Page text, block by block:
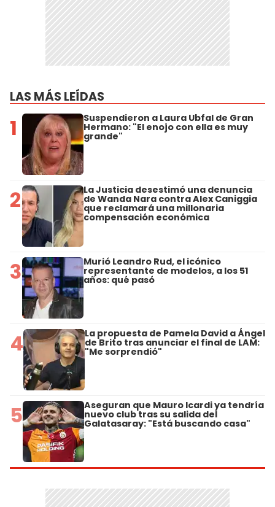
LAS MÁS LEÍDAS
1 Suspendieron a Laura Ubfal de Gran
Hermano: "El enojo con ella es muy
grande"
2 La Justicia desestimó una denuncia
de Wanda Nara contra Alex Caniggia
que reclamará una millonaria
compensación económica
3 Murió Leandro Rud, el icónico
representante de modelos, a los 51
años: qué pasó
4 La propuesta de Pamela David a Ángel
de Brito tras anunciar el final de LAM:
"Me sorprendió"
5 Aseguran que Mauro Icardi ya tendría
nuevo club tras su salida del
Galatasaray: "Está buscando casa"